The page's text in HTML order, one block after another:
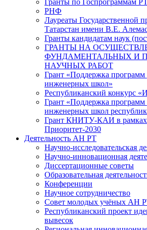
РНФ
Лауреаты Государственной
Татарстан имени В.Е.
Гранты кандидатам наук
ГРАНТЫ НА
ФУНДАМЕНТАЛЬНЫХ И
НАУЧНЫХ РАБОТ
Грант «Поддержка программ
инженерных школ»
Республиканский конкурс
Грант «Поддержка программ
инженерных школ
Грант КНИТУ-КАИ в
Приоритет-2030
Деятельность АН РТ
Научно-исследовательская
Научно-инновационная
Диссертационные советы
Образовательная
Конференции
Научное сотрудничество
Совет молодых учёных АН
Республиканский проект
вывесок